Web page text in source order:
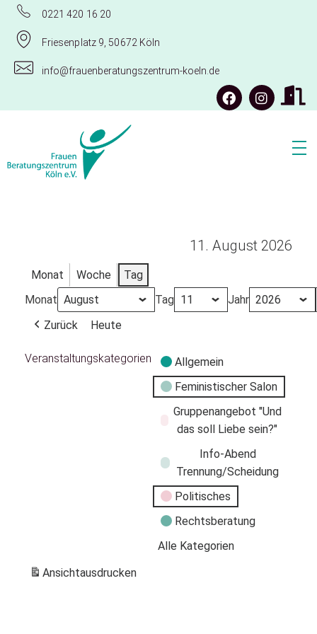
0221 420 16 20
Friesenplatz 9, 50672 Köln
info@frauenberatungszentrum-koeln.de
11. August 2026
Monat Woche
Tag
Monat
Tag
Jahr
Zurück
Heute
Veranstaltungskategorien
Allgemein
Feministischer Salon
Gruppenangebot "Und
das soll Liebe sein?"
Info-Abend
Trennung/Scheidung
Politisches
Rechtsberatung
Alle Kategorien
Ansichtausdrucken